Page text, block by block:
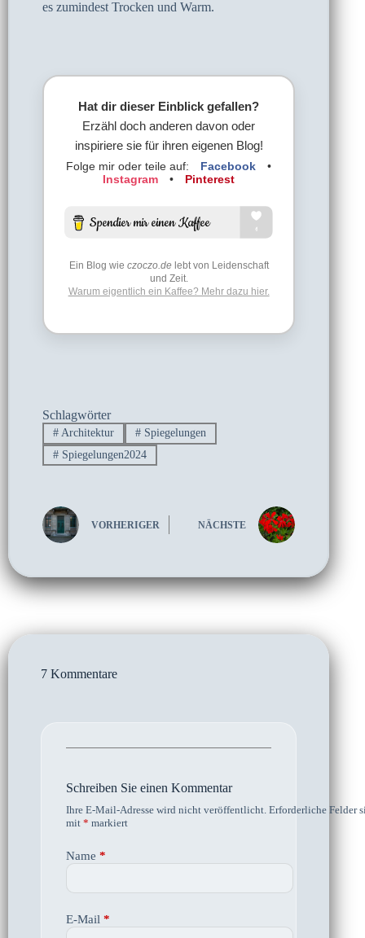
es zumindest Trocken und Warm.
Hat dir dieser Einblick gefallen?
Erzähl doch anderen davon oder
inspiriere sie für ihren eigenen Blog!
Folge mir oder teile auf: Facebook
•
Instagram
• Pinterest
Ein Blog wie czoczo.delebt von Leidenschaft
und Zeit.
Warum eigentlich ein Kaffee? Mehr dazu hier.
Schlagwörter
#Architektur #Spiegelungen
#Spiegelungen2024
VORHERIGER NÄCHSTE
7 Kommentare
Schreiben Sie einen Kommentar
Ihre E-Mail-Adresse wird nicht veröffentlicht. Erforderliche Felder
mit * markiert
Name *
E-Mail *